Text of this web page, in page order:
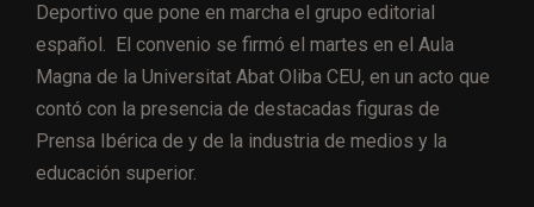
Deportivo que pone en marcha el grupo editorial
español. El convenio se firmó el martes en el Aula
Magna de la Universitat Abat Oliba CEU, en un acto que
contó con la presencia de destacadas figuras de
Prensa Ibérica de y de la industria de medios y la
educación superior.